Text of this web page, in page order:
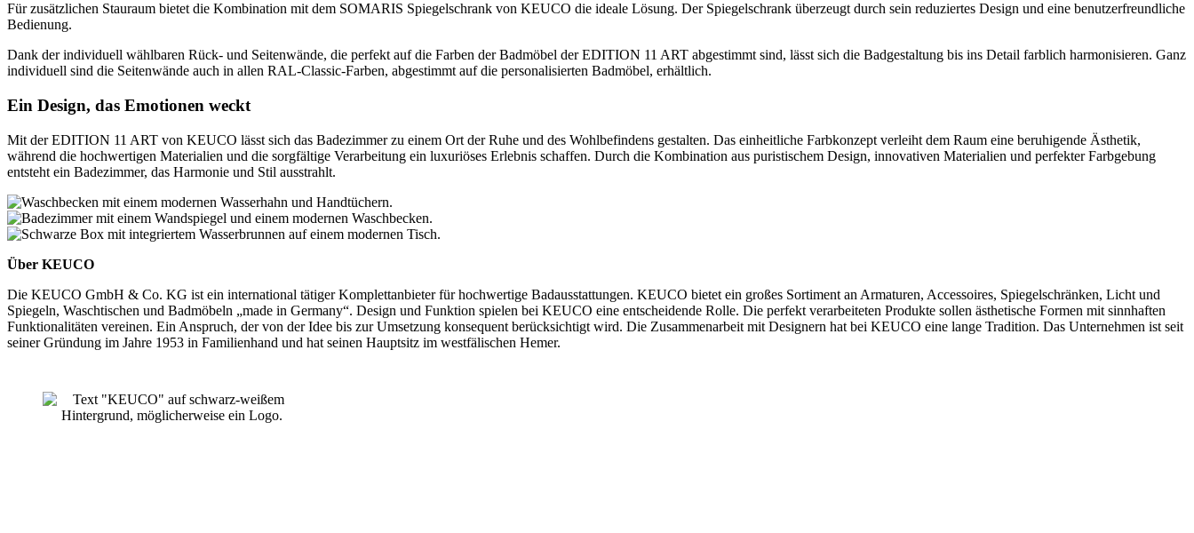
Für zusätzlichen Stauraum bietet die Kombination mit dem SOMARIS Spiegelschrank von KEUCO die ideale Lösung. Der Spiegelschrank überzeugt durch sein reduziertes Design und eine benutzerfreundliche
Bedienung.
Dank der individuell wählbaren Rück- und Seitenwände, die perfekt auf die Farben der Badmöbel der EDITION 11 ART abgestimmt sind, lässt sich die Badgestaltung bis ins Detail farblich harmonisieren. Ganz
individuell sind die Seitenwände auch in allen RAL-Classic-Farben, abgestimmt auf die personalisierten Badmöbel, erhältlich.
Ein Design, das Emotionen weckt
Mit der EDITION 11 ART von KEUCO lässt sich das Badezimmer zu einem Ort der Ruhe und des Wohlbefindens gestalten. Das einheitliche Farbkonzept verleiht dem Raum eine beruhigende Ästhetik,
während die hochwertigen Materialien und die sorgfältige Verarbeitung ein luxuriöses Erlebnis schaffen. Durch die Kombination aus puristischem Design, innovativen Materialien und perfekter Farbgebung
entsteht ein Badezimmer, das Harmonie und Stil ausstrahlt.
Über KEUCO
Die KEUCO GmbH & Co. KG ist ein international tätiger Komplettanbieter für hochwertige Badausstattungen. KEUCO bietet ein großes Sortiment an Armaturen, Accessoires, Spiegelschränken, Licht und
Spiegeln, Waschtischen und Badmöbeln „made in Germany“. Design und Funktion spielen bei KEUCO eine entscheidende Rolle. Die perfekt verarbeiteten Produkte sollen ästhetische Formen mit sinnhaften
Funktionalitäten vereinen. Ein Anspruch, der von der Idee bis zur Umsetzung konsequent berücksichtigt wird. Die Zusammenarbeit mit Designern hat bei KEUCO eine lange Tradition. Das Unternehmen ist seit
seiner Gründung im Jahre 1953 in Familienhand und hat seinen Hauptsitz im westfälischen Hemer.